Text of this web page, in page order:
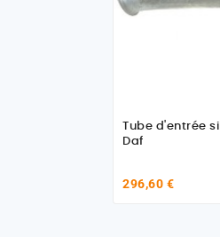
Tube d'entrée
Daf
296,60 €